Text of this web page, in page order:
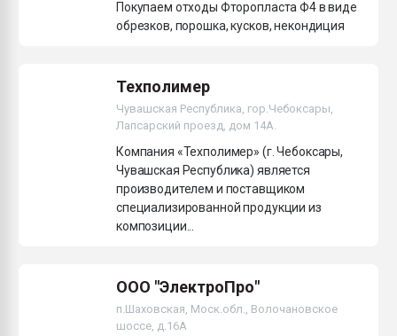
Покупаем отходы Фторопласта Ф4 в виде
обрезков, порошка, кусков, некондиция
Техполимер
Чувашская Республика, гор.Чебоксары,
Лапсарский проезд, дом 14А.
Компания «Техполимер» (г. Чебоксары,
Чувашская Республика) является
производителем и поставщиком
специализированной продукции из
композиции...
ООО "ЭлектроПро"
п.Шаховская, Моск.обл., Волочановское
шоссе, д.16А